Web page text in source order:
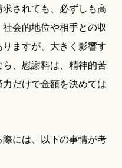
されても、必ずしも高
会的地位や相手との収
ますが、大きく影響す
、慰謝料は、精神的苦
だけで金額を決めては
には、以下の事情が考